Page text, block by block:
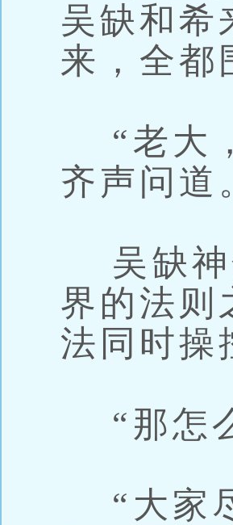
吴缺和希
来，全都
“老大
齐声问道
吴缺神
界的法则
法同时操
“那怎
“大家